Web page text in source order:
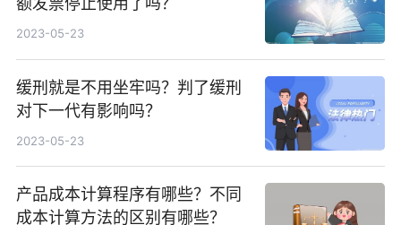
2023-05-23
缓刑就是不用坐牢吗？判了缓刑
对下一代有影响吗？
2023-05-23
产品成本计算程序有哪些？不同
成本计算方法的区别有哪些？